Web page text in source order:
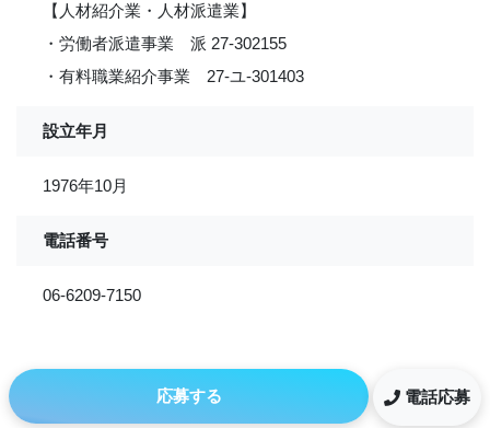
【人材紹介業・人材派遣業】
・労働者派遣事業 派 27-302155
・有料職業紹介事業 27-ユ-301403
設立年月
1976年10月
電話番号
06-6209-7150
応募する 電話応募